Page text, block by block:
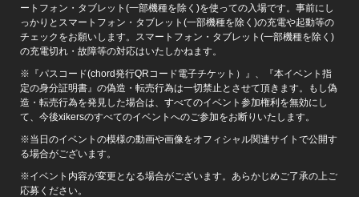
ートフォン・タブレット(一部機種を除く)を使っての入場です。事前にし
っかりとスマートフォン・タブレット(一部機種を除く)の充電や起動等の
チェックをお願いします。スマートフォン・タブレット(一部機種を除く)
の充電切れ・故障等の対応はいたしかねます。
※『パスコード(chord発行QRコード電子チケット）』、『本イベント指
定の身分証明書』の偽造・転売行為は一切禁止とさせて頂きます。もし偽
造・転売行為を発見した場合は、すべてのイベント参加権利を無効にし
て、今後xikersのすべてのイベントへのご参加をお断りいたします。
※当日のイベントの模様の動画や画像をオフィシャル関連サイトで公開す
る場合がございます。
※イベント内容が変更となる場合がございます。あらかじめご了承の上ご
応募ください。